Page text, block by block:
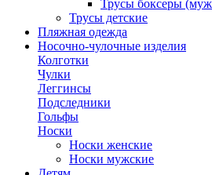
Трусы боксеры
Трусы детские
Пляжная одежда
Носочно-чулочные изделия
Колготки
Чулки
Леггинсы
Подследники
Гольфы
Носки
Носки женские
Носки мужские